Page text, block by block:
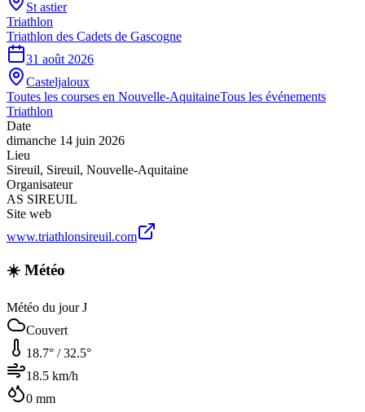
St astier
Triathlon
Triathlon des Cadets de Gascogne
31 août 2026
Casteljaloux
Toutes les courses en Nouvelle-AquitaineTous les événements
Triathlon
Date
dimanche 14 juin 2026
Lieu
Sireuil, Sireuil, Nouvelle-Aquitaine
Organisateur
AS SIREUIL
Site web
www.triathlonsireuil.com
☀️ Météo
Météo du jour J
Couvert
18.7° /32.5°
18.5 km/h
0 mm